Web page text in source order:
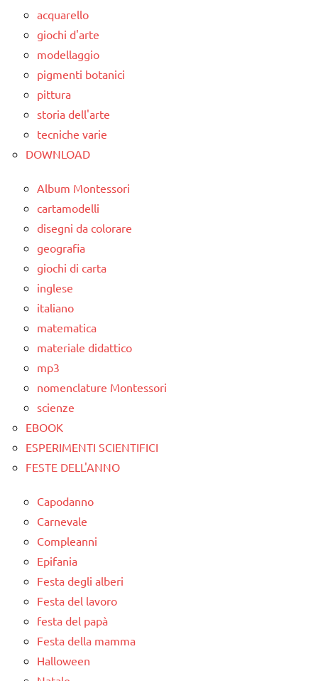
ARTICOLI
materiale
vario
storia
poesie
/
storia
filastrocche
TUTTI GLI
ARGOMENTI
PER ETA'
TUTTI GLI
ARTICOLI
passato
STORIA
TUTTI GLI
ARGOMENTI
PER ETA'
ARTICOLI
acquarello
giochi d'arte
modellaggio
pigmenti botanici
pittura
storia dell'arte
tecniche varie
DOWNLOAD
Album Montessori
cartamodelli
disegni da colorare
geografia
giochi di carta
inglese
italiano
matematica
materiale didattico
mp3
nomenclature Montessori
scienze
EBOOK
ESPERIMENTI SCIENTIFICI
FESTE DELL'ANNO
Capodanno
Carnevale
Compleanni
Epifania
Festa degli alberi
Festa del lavoro
festa del papà
Festa della mamma
Halloween